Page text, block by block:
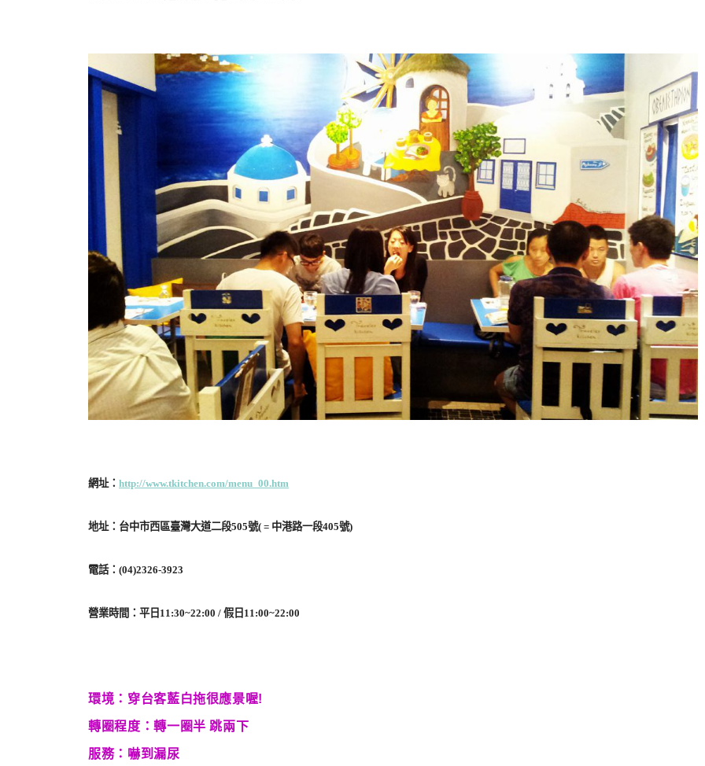
網址： http://www.tkitchen.com/menu_00.htm
地址：台中市西區臺灣大道二段505號( = 中港路一段405號)
電話：(04)2326-3923
營業時間：平日11:30~22:00 / 假日11:00~22:00
環境：穿台客藍白拖很應景喔!
轉圈程度：轉一圈半 跳兩下
服務：嚇到漏尿